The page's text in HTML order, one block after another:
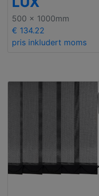
500 x 1000mm
€ 134.22
pris inkludert moms